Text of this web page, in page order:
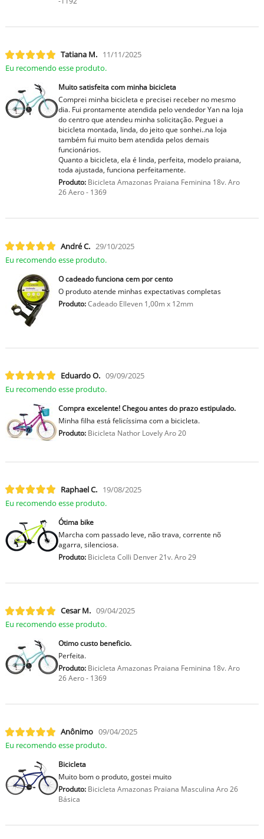
Tatiana M. 11/11/2025
Eu recomendo esse produto.
Muito satisfeita com minha bicicleta
Comprei minha bicicleta e precisei receber no mesmo
dia. Fui prontamente atendida pelo vendedor Yan na loja
do centro que atendeu minha solicitação. Peguei a
bicicleta montada, linda, do jeito que sonhei..na loja
também fui muito bem atendida pelos demais
funcionários.
Quanto a bicicleta, ela é linda, perfeita, modelo praiana,
toda ajustada, funciona perfeitamente.
Produto:Bicicleta Amazonas Praiana Feminina 18v. Aro
26 Aero - 1369
André C. 29/10/2025
Eu recomendo esse produto.
O cadeado funciona cem por cento
O produto atende minhas expectativas completas
Produto:Cadeado Elleven 1,00m x 12mm
Eduardo O. 09/09/2025
Eu recomendo esse produto.
Compra excelente! Chegou antes do prazo estipulado.
Minha filha está felicíssima com a bicicleta.
Produto:Bicicleta Nathor Lovely Aro 20
Raphael C. 19/08/2025
Eu recomendo esse produto.
Ótima bike
Marcha com passado leve, não trava, corrente nõ
agarra, silenciosa.
Produto:Bicicleta Colli Denver 21v. Aro 29
Cesar M. 09/04/2025
Eu recomendo esse produto.
Otimo custo beneficio.
Perfeita.
Produto:Bicicleta Amazonas Praiana Feminina 18v. Aro
26 Aero - 1369
Anônimo 09/04/2025
Eu recomendo esse produto.
Bicicleta
Muito bom o produto, gostei muito
Produto:Bicicleta Amazonas Praiana Masculina Aro 26
Básica